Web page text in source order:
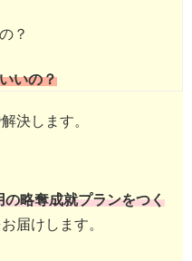
？
いの？
決します。
の略奪成就プランをつく
届けします。